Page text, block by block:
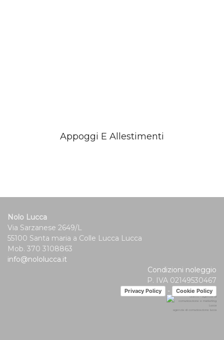
Appoggi E Allestimenti
Nolo Lucca
Via Sarzanese 2649/L
55100 Santa maria a Colle Lucca Lucca
Mob. 370 3108863
info@nololucca.it
Condizioni noleggio
P. IVA 02149530467
Privacy Policy - Cookie Policy
agenzia di comunicazione lucca